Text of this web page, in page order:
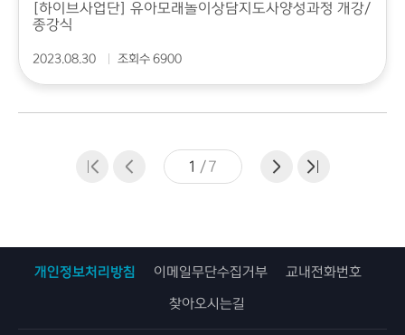
[하이브사업단] 유아모래놀이상담지도사양성과정 개강/
종강식
2023.08.30 조회수 6900
1 /7
개인정보처리방침 이메일무단수집거부 교내전화번호
찾아오시는길